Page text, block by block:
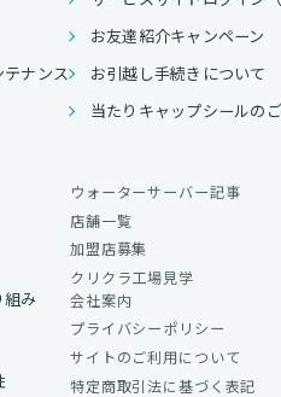
テナンス
組み
お友達紹介キャンペーン
お引越し手続きについて
当たりキャップシールの
ウォーターサーバー記事
店舗一覧
加盟店募集
クリクラ工場見学
会社案内
プライバシーポリシー
サイトのご利用について
特定商取引法に基づく表記